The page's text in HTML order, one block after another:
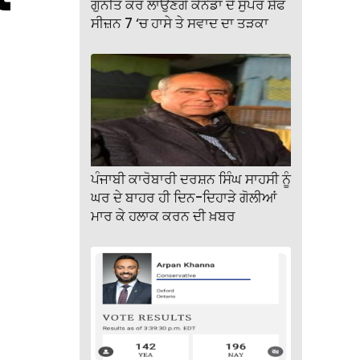
ਗੁਨੀਤ ਕੌਰ ਲਾਉਣਗੇ ਕੈਨੇਡਾ ਦੇ ਸੁਪਰ ਸ਼ੈਫ
ਸੀਜ਼ਨ 7 ‘ਚ ਹਾਸੇ ਤੇ ਸਵਾਦ ਦਾ ਤੜਕਾ
ਪੰਜਾਬੀ ਕਾਰੋਬਾਰੀ ਦਰਸ਼ਨ ਸਿੰਘ ਸਾਹਸੀ ਨੂੰ
ਘਰ ਦੇ ਬਾਹਰ ਹੀ ਦਿਨ-ਦਿਹਾੜੇ ਗੋਲੀਆਂ
ਮਾਰ ਕੇ ਹਲਾਕ ਕਰਨ ਦੀ ਖ਼ਬਰ